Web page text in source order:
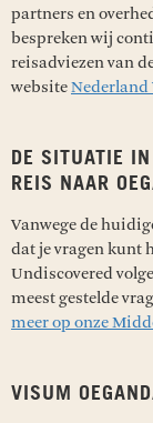
partners en
bespreken wij
reisadviezen van
websiteNederland
DE SITUATIE
REIS NAAR
Vanwege de
dat je vragen kunt
Undiscovered
meest gestelde
meer op onze
VISUM